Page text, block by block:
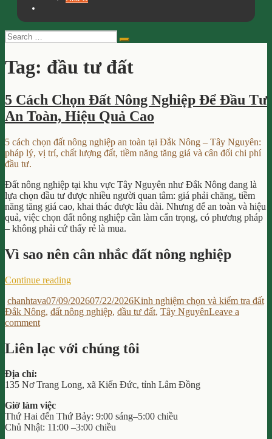
Search
for:
Search
Tag: đầu tư đất
5 Cách Chọn Đất Nông Nghiệp Để Đầu Tư
An Toàn, Hiệu Quả Cao
5 cách chọn đất nông nghiệp an toàn tại Đắk Nông – Tây Nguyên:
pháp lý, vị trí, chất lượng đất, tiềm năng tăng giá và cân đối chi phí
đầu tư.
Đất nông nghiệp tại khu vực Tây Nguyên như Đắk Nông đang là
lựa chọn đầu tư được nhiều người quan tâm: giá phải chăng, tiềm
năng tăng giá cao, khai thác được lâu dài. Nhưng để an toàn và hiệu
quả, việc chọn đất nông nghiệp cần làm cẩn trọng, có phương pháp
– không phải cứ thấy rẻ là mua.
Vì sao nên cân nhắc đất nông nghiệp
Continue reading“5
Chọn
Đất
Để
Đầu
Toàn,
Quả
Cao”
Author
chanhtavaPosted
on
07/09/202607/22/2026Categories
Kinh nghiệm chọn và kiểm tra đất
Đắk Nông, đất nông nghiệp, đầu tư đất, Tây NguyênLeave a
commenton
Cách
Chọn
Nghiệp
Đầu
Tư
An
Liên lạc với chúng tôi
Địa chỉ:
135 Nơ Trang Long, xã Kiến Đức, tỉnh Lâm Đồng
Giờ làm việc
Thứ Hai đến Thứ Bảy: 9:00 sáng–5:00 chiều
Chủ Nhật: 11:00 –3:00 chiều